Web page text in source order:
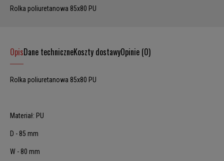
Rolka poliuretanowa 85x80 PU
OpisDane techniczneKoszty dostawyOpinie (0)
Rolka poliuretanowa 85x80 PU
Materiał: PU
D - 85 mm
W - 80 mm